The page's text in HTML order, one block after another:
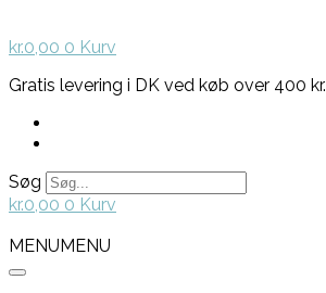
kr.0,00 0 Kurv
Gratis levering i DK ved køb over 400 kr.
Søg
kr.0,00 0 Kurv
MENUMENU